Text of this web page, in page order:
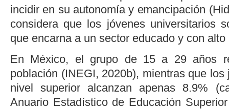
incidir en su autonomía y emancipación (
considera que los jóvenes universitarios
que encarna a un sector educado y con
En México, el grupo de 15 a 29 años
población (INEGI, 2020b), mientras que los
nivel superior alcanzan apenas 8.9%
Anuario Estadístico de Educación